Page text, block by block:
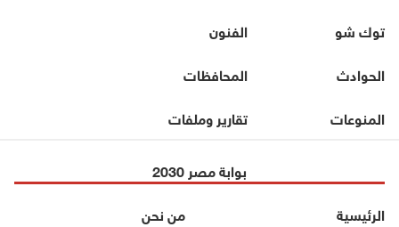
توك شو
الفنون
الحوادث
المحافظات
المنوعات
تقارير وملفات
بوابة مصر 2030
الرئيسية
من نحن